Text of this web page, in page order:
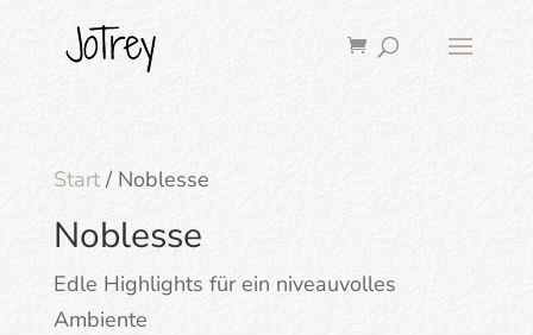
Start/ Noblesse
Noblesse
Edle Highlights für ein niveauvolles
Ambiente